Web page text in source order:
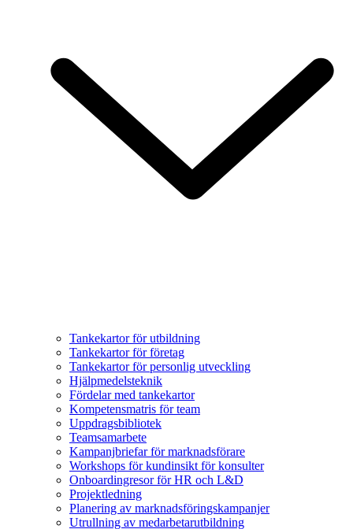
Tankekartor för utbildning
Tankekartor för företag
Tankekartor för personlig utveckling
Hjälpmedelsteknik
Fördelar med tankekartor
Kompetensmatris för team
Uppdragsbibliotek
Teamsamarbete
Kampanjbriefar för marknadsförare
Workshops för kundinsikt för konsulter
Onboardingresor för HR och L&D
Projektledning
Planering av marknadsföringskampanjer
Utrullning av medarbetarutbildning